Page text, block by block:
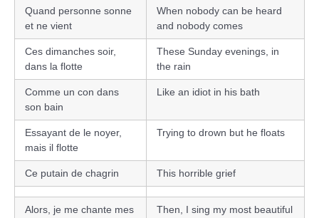
Quand personne sonne
et ne vient
When nobody can be heard
and nobody comes
Ces dimanches soir,
dans la flotte
These Sunday evenings, in
the rain
Comme un con dans
son bain
Like an idiot in his bath
Essayant de le noyer,
mais il flotte
Trying to drown but he floats
Ce putain de chagrin This horrible grief
Alors, je me chante mes
Then, I sing my most beautiful